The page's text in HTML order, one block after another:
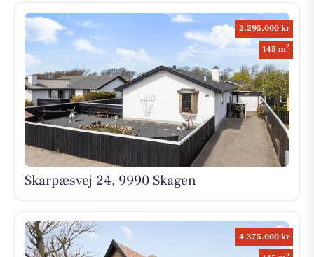
2.295.000 kr
145 m2
Skarpæsvej 24, 9990 Skagen
4.375.000 kr